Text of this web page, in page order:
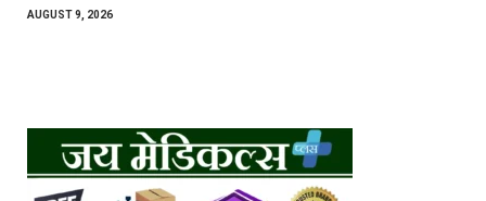
AUGUST 9, 2026